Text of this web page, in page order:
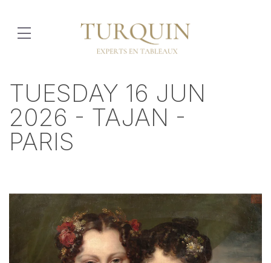
TUESDAY 16 JUN
2026 - TAJAN -
PARIS